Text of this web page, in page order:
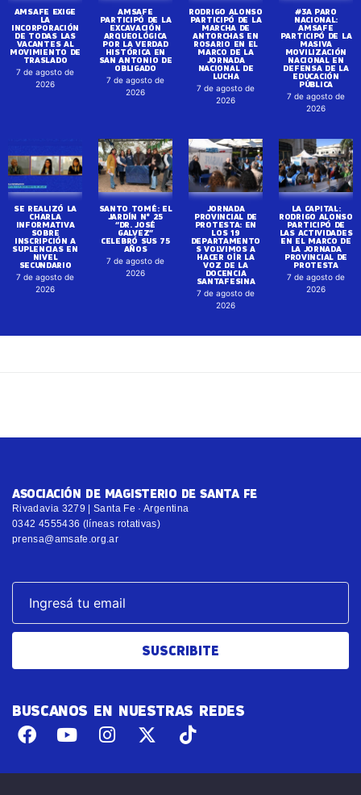
AMSAFE EXIGE
LA
INCORPORACIÓN
DE TODAS LAS
VACANTES AL
MOVIMIENTO DE
TRASLADO
7 de agosto de
2026
AMSAFE
PARTICIPÓ DE LA
EXCAVACIÓN
ARQUEOLÓGICA
POR LA VERDAD
HISTÓRICA EN
SAN ANTONIO DE
OBLIGADO
7 de agosto de
2026
RODRIGO ALONSO
PARTICIPÓ DE LA
MARCHA DE
ANTORCHAS EN
ROSARIO EN EL
MARCO DE LA
JORNADA
NACIONAL DE
LUCHA
7 de agosto de
2026
#3A PARO
NACIONAL:
AMSAFE
PARTICIPÓ DE LA
MASIVA
MOVILIZACIÓN
NACIONAL EN
DEFENSA DE LA
EDUCACIÓN
PÚBLICA
7 de agosto de
2026
SE REALIZÓ LA
CHARLA
INFORMATIVA
SOBRE
INSCRIPCIÓN A
SUPLENCIAS EN
NIVEL
SECUNDARIO
7 de agosto de
2026
SANTO TOMÉ: EL
JARDÍN N° 25
“DR. JOSÉ
GALVEZ”
CELEBRÓ SUS 75
AÑOS
7 de agosto de
2026
JORNADA
PROVINCIAL DE
PROTESTA: EN
LOS 19
DEPARTAMENTO
S VOLVIMOS A
HACER OÍR LA
VOZ DE LA
DOCENCIA
SANTAFESINA
7 de agosto de
2026
LA CAPITAL:
RODRIGO ALONSO
PARTICIPÓ DE
LAS ACTIVIDADES
EN EL MARCO DE
LA JORNADA
PROVINCIAL DE
PROTESTA
7 de agosto de
2026
ASOCIACIÓN DE MAGISTERIO DE SANTA FE
Rivadavia 3279 | Santa Fe · Argentina
0342 4555436 (líneas rotativas)
prensa@amsafe.org.ar
SUSCRIBITE
BUSCANOS EN NUESTRAS REDES